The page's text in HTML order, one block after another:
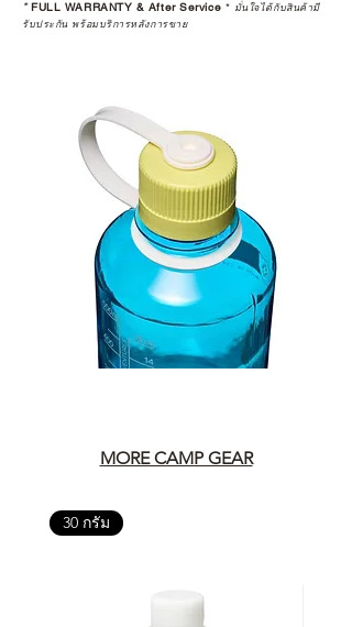
*FULL WARRANTY & After Service * มั่นใจได้กับสินค้ามี
รับประกัน พร้อมบริการหลังการขาย
MORE CAMP GEAR
30 กรัม